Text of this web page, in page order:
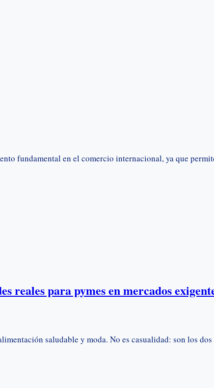
fundamental en el comercio internacional, ya que
reales para pymes en mercados
saludable y moda. No es casualidad: son los